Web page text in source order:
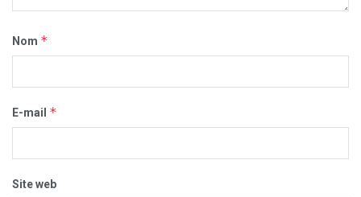
Nom *
E-mail *
Site web